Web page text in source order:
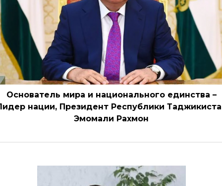
Основатель мира и национального единства –
нации, Президент Республики
Эмомали Рахмон